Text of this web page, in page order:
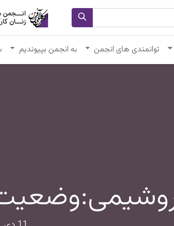
توانمندی های انجمن به انجمن بپیوندیم